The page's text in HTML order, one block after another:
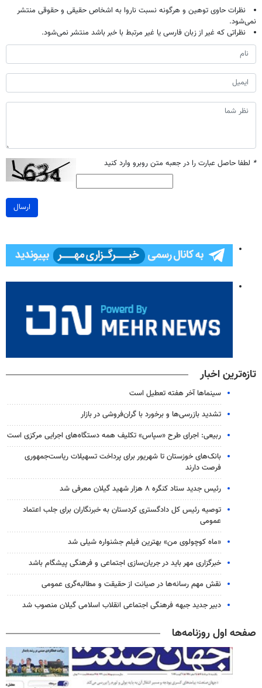
نظرات حاوی توهین و هرگونه نسبت ناروا به اشخاص حقیقی و حقوقی منتشر
نمی‌شود.
نظراتی که غیر از زبان فارسی یا غیر مرتبط با خبر باشد منتشر نمی‌شود.
* لطفا حاصل عبارت را در جعبه متن روبرو وارد کنید
ارسال
تازه‌ترین اخبار
سینماها آخر هفته تعطیل است
تشدید بازرسی‌ها و برخورد با گران‌فروشی در بازار
ربیعی: اجرای طرح «سپاس» تکلیف همه دستگاه‌های اجرایی مرکزی است
بانک‌های خوزستان تا شهریور برای پرداخت تسهیلات ریاست‌جمهوری
فرصت دارند
رئیس جدید ستاد کنگره ۸ هزار شهید گیلان معرفی شد
توصیه رئیس کل دادگستری کردستان به خبرنگاران برای جلب اعتماد
عمومی
«ماه کوچولوی من» بهترین فیلم جشنواره شیلی شد
خبرگزاری مهر باید در جریان‌سازی اجتماعی و فرهنگی پیشگام باشد
نقش مهم رسانه‌ها در صیانت از حقیقت و مطالبه‌گری عمومی
دبیر جدید جبهه فرهنگی اجتماعی انقلاب اسلامی گیلان منصوب شد
صفحه اول روزنامه‌ها